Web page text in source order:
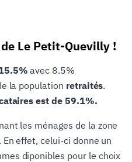
Le Petit-Quevilly !
avec 8.5%
la population retraités.
est de 59.1%.
les ménages de la zone
effet, celui-ci donne un
diponibles pour le choix